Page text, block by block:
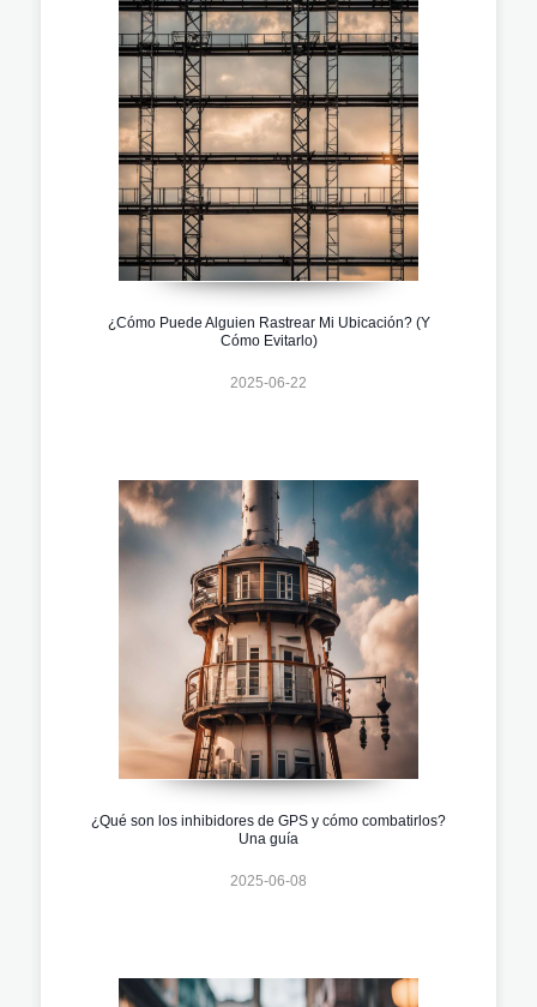
¿Cómo Puede Alguien Rastrear Mi Ubicación? (Y
Cómo Evitarlo)
2025-06-22
¿Qué son los inhibidores de GPS y cómo combatirlos?
Una guía
2025-06-08